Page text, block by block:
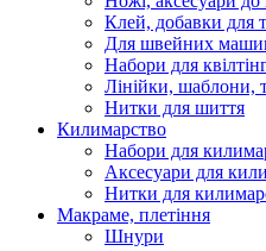
Клей, добавки для
Для швейних
Набори для
Лінійки, шаблони,
Нитки для шиття
Килимарство
Набори для
Аксесуари для
Нитки для
Макраме, плетіння
Шнури